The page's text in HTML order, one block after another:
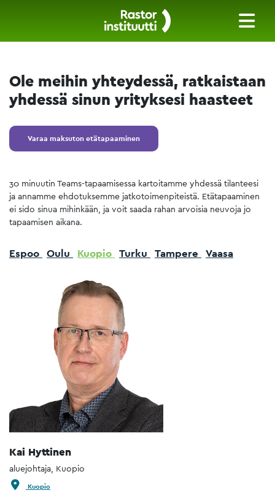
Ole meihin yhteydessä, ratkaistaan
yhdessä sinun yrityksesi haasteet
Varaa maksuton etätapaaminen
30 minuutin Teams-tapaamisessa kartoitamme yhdessä tilanteesi
ja annamme ehdotuksemme jatkotoimenpiteistä. Etätapaaminen
ei sido sinua mihinkään, ja voit saada rahan arvoisia neuvoja jo
tapaamisen aikana.
Espoo Oulu Kuopio Turku Tampere Vaasa
Kai Hyttinen
aluejohtaja, Kuopio
Kuopio